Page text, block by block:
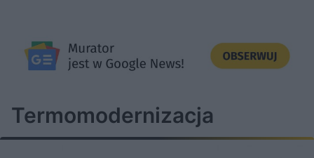
Termomodernizacja